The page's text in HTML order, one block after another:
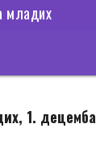
младих
1.